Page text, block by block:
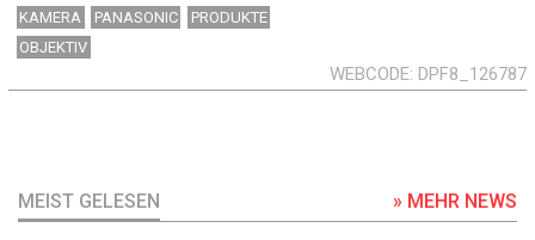
KAMERA PANASONIC
PRODUKTE
OBJEKTIV
WEBCODE DPF8_126787
MEIST GELESEN » MEHR NEWS